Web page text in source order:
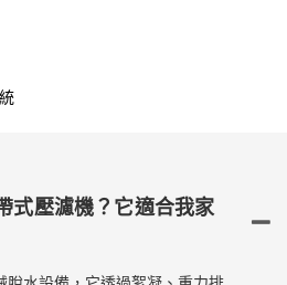
式壓濾機？它適合我家